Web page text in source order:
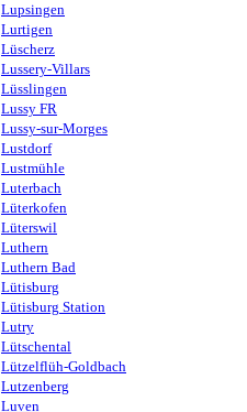
Lupsingen
Lurtigen
Lüscherz
Lussery-Villars
Lüsslingen
Lussy FR
Lussy-sur-Morges
Lustdorf
Lustmühle
Luterbach
Lüterkofen
Lüterswil
Luthern
Luthern Bad
Lütisburg
Lütisburg Station
Lutry
Lütschental
Lützelflüh-Goldbach
Lutzenberg
Luven